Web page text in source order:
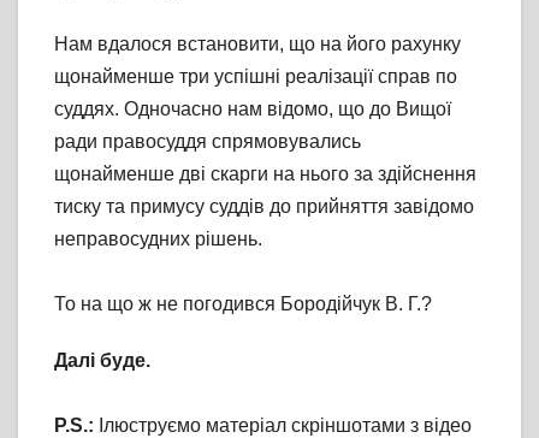
Нам вдалося встановити, що на його рахунку
щонайменше три успішні реалізації справ по
суддях. Одночасно нам відомо, що до Вищої
ради правосуддя спрямовувались
щонайменше дві скарги на нього за здійснення
тиску та примусу суддів до прийняття завідомо
неправосудних рішень.
То на що ж не погодився Бородійчук В. Г.?
Далі буде.
P.S.: Ілюструємо матеріал скріншотами з відео